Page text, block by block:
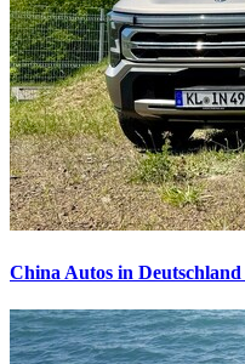
China Autos in Deutschland